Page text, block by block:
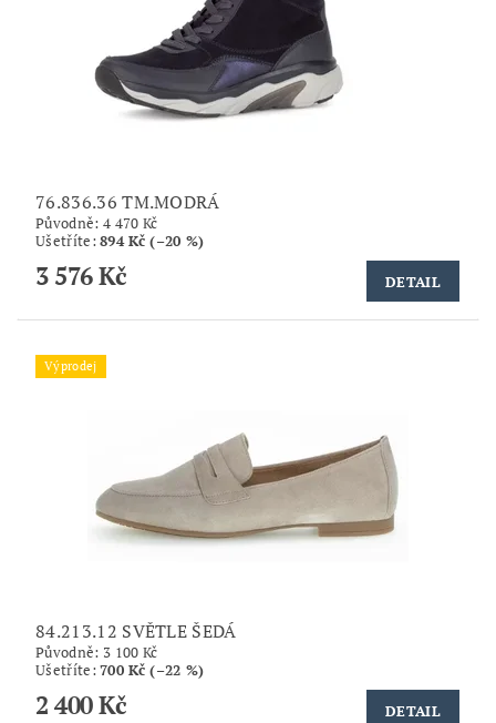
76.836.36 TM.MODRÁ
Původně: 4 470 Kč
Ušetříte:894 Kč (–20 %)
3 576 Kč DETAIL
Výprodej
84.213.12 SVĚTLE ŠEDÁ
Původně: 3 100 Kč
Ušetříte:700 Kč (–22 %)
2 400 Kč DETAIL